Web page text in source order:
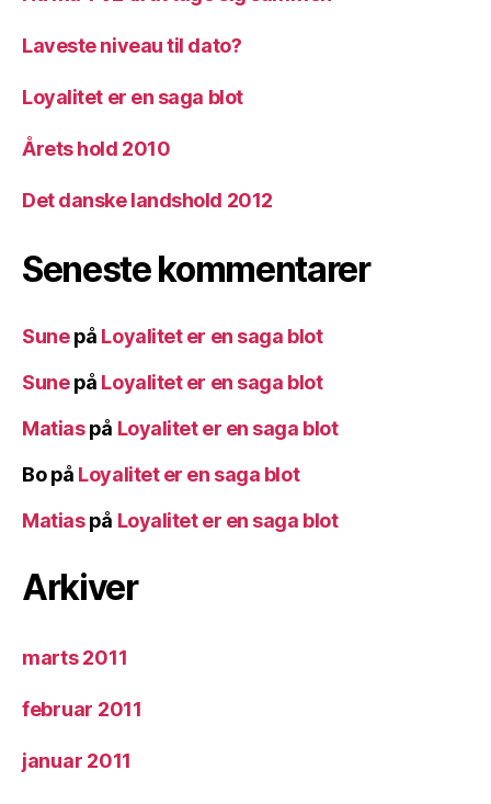
Laveste niveau til dato?
Loyalitet er en saga blot
Årets hold 2010
Det danske landshold 2012
Seneste kommentarer
Sunepå Loyalitet er en saga blot
Sunepå Loyalitet er en saga blot
Matiaspå Loyalitet er en saga blot
Bopå Loyalitet er en saga blot
Matiaspå Loyalitet er en saga blot
Arkiver
marts 2011
februar 2011
januar 2011